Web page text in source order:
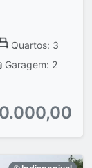
Quartos: 3
Garagem: 2